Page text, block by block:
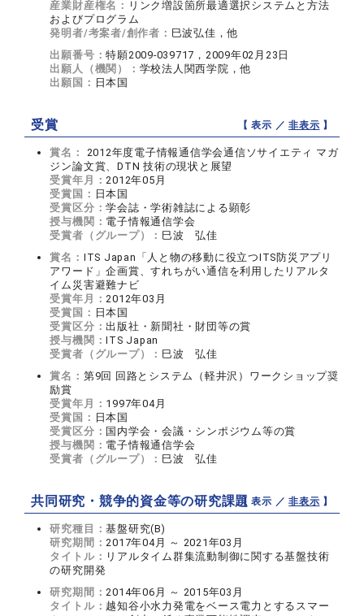
産業財産権名： リンク増設箇所最適選択システムと方法
およびプログラム
発明者/考案者/創作者： 巳波弘佳，他
出願番号：特願2009-039717，2009年02月23日
出願人（機関）： 学校法人関西学院，他
出願国： 日本国
受賞 【 表示 ／非表示 】
賞名：
2012年度電子情報通信学会通信ソサイエティ マガ
ジン論文賞、DTN 技術の現状と展望
受賞年月：2012年05月
受賞国： 日本国
受賞区分：学会誌・学術雑誌による顕彰
授与機関： 電子情報通信学会
受賞者（グループ）： 巳波 弘佳
賞名： ITS Japan「人と物の移動に役立つITS防災アプリ
アワード」企画賞、すれちがい通信を利用したリアルタ
イム災害避難ナビ
受賞年月：2012年03月
受賞国： 日本国
受賞区分：出版社・新聞社・財団等の賞
授与機関：ITS Japan
受賞者（グループ）： 巳波 弘佳
賞名： 第9回 回路とシステム（軽井沢）ワークショップ奨
励賞
受賞年月： 1997年04月
受賞国： 日本国
受賞区分： 国内学会・会議・シンポジウム等の賞
授与機関： 電子情報通信学会
受賞者（グループ）： 巳波 弘佳
共同研究・競争的資金等の研究課題【 表示 ／非表示 】
研究種目：基盤研究(B)
研究期間：2017年04月 ～ 2021年03月
タイトル： リアルタイム群集流動制御に関する基盤技術
の研究開発
研究期間：2014年06月 ～ 2015年03月
タイトル： 越知谷小水力発電をベース電力とするスマー